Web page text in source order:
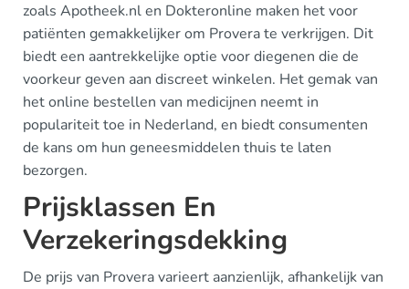
zoals Apotheek.nl en Dokteronline maken het voor
patiënten gemakkelijker om Provera te verkrijgen. Dit
biedt een aantrekkelijke optie voor diegenen die de
voorkeur geven aan discreet winkelen. Het gemak van
het online bestellen van medicijnen neemt in
populariteit toe in Nederland, en biedt consumenten
de kans om hun geneesmiddelen thuis te laten
bezorgen.
Prijsklassen En
Verzekeringsdekking
De prijs van Provera varieert aanzienlijk, afhankelijk van